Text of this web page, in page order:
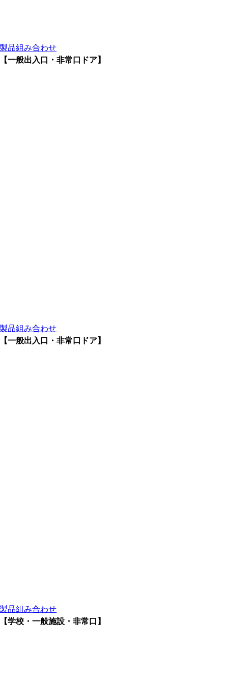
製品組み合わせ
【一般出入口・非常口ドア】
製品組み合わせ
【一般出入口・非常口ドア】
製品組み合わせ
【学校・一般施設・非常口】